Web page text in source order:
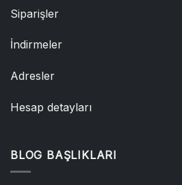
Siparişler
İndirmeler
Adresler
Hesap detayları
BLOG BAŞLIKLARI